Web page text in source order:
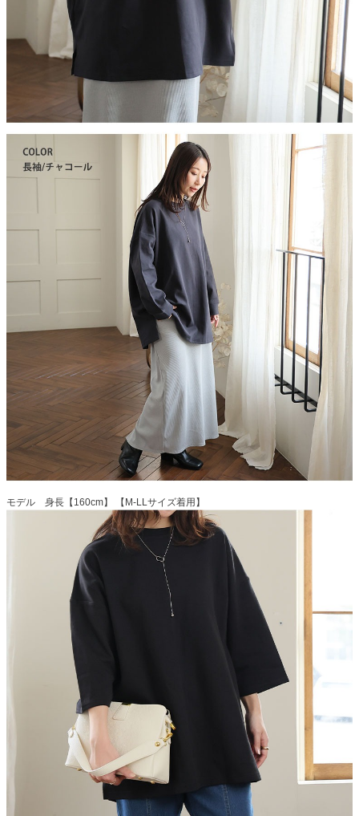
モデル 身長【160cm】 【M-LLサイズ着用】